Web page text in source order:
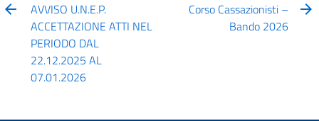
AVVISO U.N.E.P.
ACCETTAZIONE ATTI NEL
PERIODO DAL
22.12.2025 AL
07.01.2026
Corso Cassazionisti –
Bando 2026